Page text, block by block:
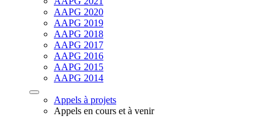
AAPG 2020
AAPG 2019
AAPG 2018
AAPG 2017
AAPG 2016
AAPG 2015
AAPG 2014
Appels à projets
Appels en cours et à venir